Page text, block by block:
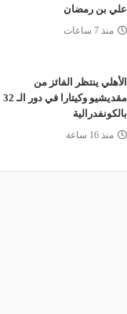
علي بن رمضان
منذ 7 ساعات
الأهلي ينتظر الفائز من
مقديشيو وكيتارا في دور الـ 32
بالكونفدرالية
منذ 16 ساعة